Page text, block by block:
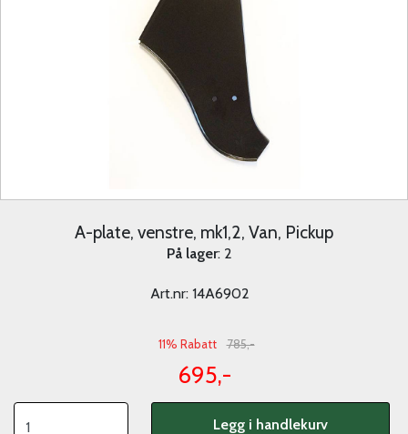
A-plate, venstre, mk1,2, Van, Pickup
På lager: 2
Art.nr: 14A6902
11% Rabatt 785,-
695,-
Legg i handlekurv